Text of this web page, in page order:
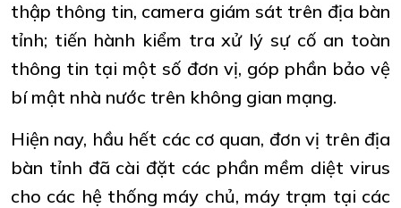
thập thông tin, camera giám sát trên địa bàn
tỉnh; tiến hành kiểm tra xử lý sự cố an toàn
thông tin tại một số đơn vị, góp phần bảo vệ
bí mật nhà nước trên không gian mạng.
Hiện nay, hầu hết các cơ quan, đơn vị trên địa
bàn tỉnh đã cài đặt các phần mềm diệt virus
cho các hệ thống máy chủ, máy trạm tại các